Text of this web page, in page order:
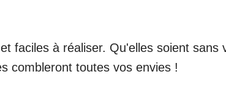
faciles à réaliser. Qu'elles soient sans
combleront toutes vos envies !